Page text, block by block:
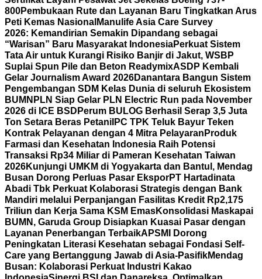
800Pembukaan Rute dan Layanan Baru Tingkatkan Arus
Peti Kemas Nasional Manulife Asia Care Survey
2026: Kemandirian Semakin Dipandang sebagai
“Warisan” Baru Masyarakat IndonesiaPerkuat Sistem
Tata Air untuk Kurangi Risiko Banjir di Jakut, WSBP
Suplai Spun Pile dan Beton ReadymixASDP Kembali
Gelar Journalism Award 2026Danantara Bangun Sistem
Pengembangan SDM Kelas Dunia di seluruh Ekosistem
BUMN PLN Siap Gelar PLN Electric Run pada November
2026 di ICE BSD Perum BULOG Berhasil Serap 3,5 Juta
Ton Setara Beras Petani IPC TPK Teluk Bayur Teken
Kontrak Pelayanan dengan 4 Mitra Pelayaran Produk
Farmasi dan Kesehatan Indonesia Raih Potensi
Transaksi Rp34 Miliar di Pameran Kesehatan Taiwan
2026Kunjungi UMKM di Yogyakarta dan Bantul, Mendag
Busan Dorong Perluas Pasar EksporPT Hartadinata
Abadi Tbk Perkuat Kolaborasi Strategis dengan Bank
Mandiri melalui Perpanjangan Fasilitas Kredit Rp2,175
Triliun dan Kerja Sama KSM EmasKonsolidasi Maskapai
BUMN, Garuda Group Disiapkan Kuasai Pasar dengan
Layanan Penerbangan TerbaikAPSMI Dorong
Peningkatan Literasi Kesehatan sebagai Fondasi Self-
Care yang Bertanggung Jawab di Asia-PasifikMendag
Busan: Kolaborasi Perkuat Industri Kakao